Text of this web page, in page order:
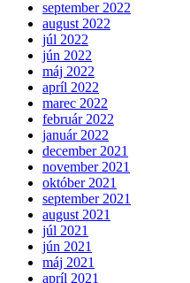
september 2022
august 2022
júl 2022
jún 2022
máj 2022
apríl 2022
marec 2022
február 2022
január 2022
december 2021
november 2021
október 2021
september 2021
august 2021
júl 2021
jún 2021
máj 2021
apríl 2021